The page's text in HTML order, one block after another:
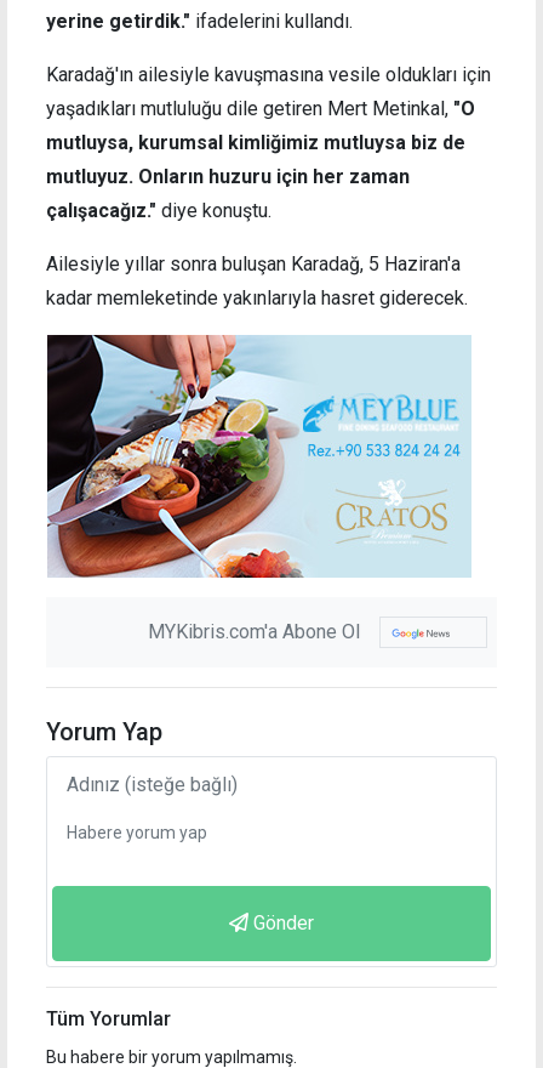
yerine getirdik." ifadelerini kullandı.
Karadağ'ın ailesiyle kavuşmasına vesile oldukları için
yaşadıkları mutluluğu dile getiren Mert Metinkal, "O
mutluysa, kurumsal kimliğimiz mutluysa biz de
mutluyuz. Onların huzuru için her zaman
çalışacağız." diye konuştu.
Ailesiyle yıllar sonra buluşan Karadağ, 5 Haziran'a
kadar memleketinde yakınlarıyla hasret giderecek.
MYKibris.com'a Abone Ol
Yorum Yap
Gönder
Tüm Yorumlar
Bu habere bir yorum yapılmamış.